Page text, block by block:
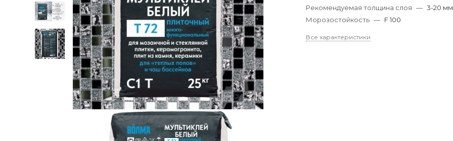
Рекомендуемая толщина слоя — 3-20 мм
Морозостойкость — F 100
Все характеристики